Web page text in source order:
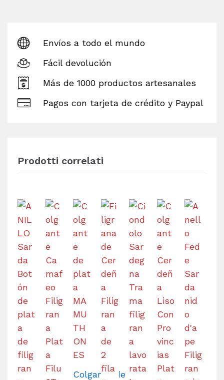
Envíos a todo el mundo
Fácil devolución
Más de 1000 productos artesanales
Pagos con tarjeta de crédito y Paypal
Prodotti correlati
Colgante de